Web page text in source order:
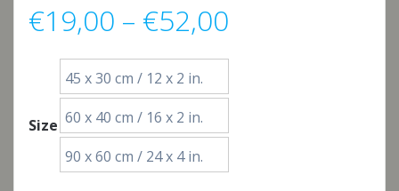
€19,00 – €52,00
€19,00
bis
Size
45 x 30 cm / 12 x 2 in.
60 x 40 cm / 16 x 2 in.
90 x 60 cm / 24 x 4 in.